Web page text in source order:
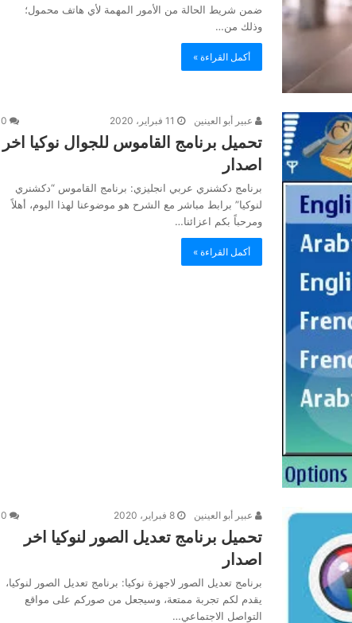
ضمن شريط الحالة من الأمور المهمة لأي هاتف محمول؛
وذلك من…
أكمل القراءة »
عبير أبو العينين 11 فبراير، 2020
تحميل برنامج القاموس للجوال نوكيا اخر
اصدار
برنامج دكشنري عربي انجليزي: برنامج القاموس “دكشنري
لنوكيا” برابط مباشر مع الشرح هو موضوعنا لهذا اليوم، أهلاً
ومرحباً بكم اعزائنا…
أكمل القراءة »
عبير أبو العينين 8 فبراير، 2020
تحميل برنامج تعديل الصور لنوكيا اخر
اصدار
برنامج تعديل الصور لاجهزة نوكيا: برنامج تعديل الصور لنوكيا،
يقدم لكم تجربة ممتعة، وسيجعل من صوركم على مواقع
التواصل الاجتماعي…